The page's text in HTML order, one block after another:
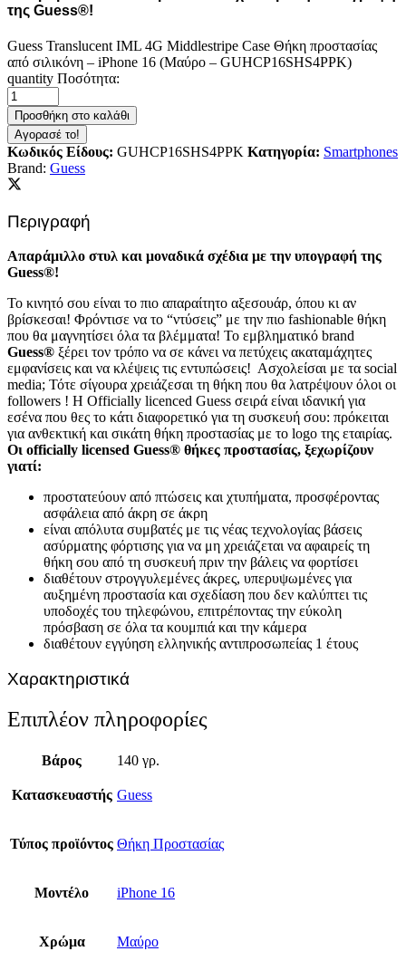
της Guess®!
Guess Translucent IML 4G Middlestripe Case Θήκη προστασίας
από σιλικόνη – iPhone 16 (Μαύρο – GUHCP16SHS4PPK)
quantity Ποσότητα:
Προσθήκη στο καλάθι
Αγορασέ το!
Κωδικός Είδους: GUHCP16SHS4PPK Κατηγορία: Smartphones
Brand: Guess
Περιγραφή
Απαράμιλλο στυλ και μοναδικά σχέδια με την υπογραφή της
Guess®!
Το κινητό σου είναι το πιο απαραίτητο αξεσουάρ, όπου κι αν
βρίσκεσαι! Φρόντισε να το “ντύσεις” με την πιο fashionable θήκη
που θα μαγνητίσει όλα τα βλέμματα! Το εμβληματικό brand
Guess® ξέρει τον τρόπο να σε κάνει να πετύχεις ακαταμάχητες
εμφανίσεις και να κλέψεις τις εντυπώσεις! Ασχολείσαι με τα social
media; Τότε σίγουρα χρειάζεσαι τη θήκη που θα λατρέψουν όλοι οι
followers ! Η Officially licenced Guess σειρά είναι ιδανική για
εσένα που θες το κάτι διαφορετικό για τη συσκευή σου: πρόκειται
για ανθεκτική και σικάτη θήκη προστασίας με το logo της εταιρίας.
Οι officially licensed Guess® θήκες προστασίας, ξεχωρίζουν
γιατί:
προστατεύουν από πτώσεις και χτυπήματα, προσφέροντας
ασφάλεια από άκρη σε άκρη
είναι απόλυτα συμβατές με τις νέας τεχνολογίας βάσεις
ασύρματης φόρτισης για να μη χρειάζεται να αφαιρείς τη
θήκη σου από τη συσκευή πριν την βάλεις να φορτίσει
διαθέτουν στρογγυλεμένες άκρες, υπερυψωμένες για
αυξημένη προστασία και σχεδίαση που δεν καλύπτει τις
υποδοχές του τηλεφώνου, επιτρέποντας την εύκολη
πρόσβαση σε όλα τα κουμπιά και την κάμερα
διαθέτουν εγγύηση ελληνικής αντιπροσωπείας 1 έτους
Χαρακτηριστικά
Επιπλέον πληροφορίες
Βάρος 140 γρ.
Κατασκευαστής Guess
Τύπος προϊόντος Θήκη Προστασίας
Μοντέλο iPhone 16
Χρώμα Μαύρο